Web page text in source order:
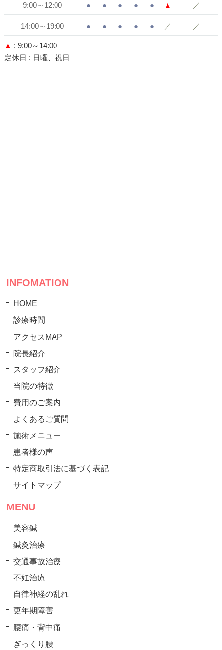
9:00～12:00 ● ● ● ● ● ▲ ／
14:00～19:00 ● ● ● ● ● ／ ／
▲ : 9:00～14:00
定休日 : 日曜、祝日
INFOMATION
HOME
診療時間
アクセスMAP
院長紹介
スタッフ紹介
当院の特徴
費用のご案内
よくあるご質問
施術メニュー
患者様の声
特定商取引法に基づく表記
サイトマップ
MENU
美容鍼
鍼灸治療
交通事故治療
不妊治療
自律神経の乱れ
更年期障害
腰痛・背中痛
ぎっくり腰